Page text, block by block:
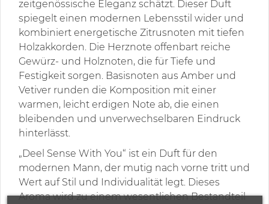
zeitgenössische Eleganz schätzt. Dieser Duft
spiegelt einen modernen Lebensstil wider und
kombiniert energetische Zitrusnoten mit tiefen
Holzakkorden. Die Herznote offenbart reiche
Gewürz- und Holznoten, die für Tiefe und
Festigkeit sorgen. Basisnoten aus Amber und
Vetiver runden die Komposition mit einer
warmen, leicht erdigen Note ab, die einen
bleibenden und unverwechselbaren Eindruck
hinterlässt.
„Deel Sense With You“ ist ein Duft für den
modernen Mann, der mutig nach vorne tritt und
Wert auf Stil und Individualität legt. Dieses
Aroma wird zu einem wesentlichen Bestandteil